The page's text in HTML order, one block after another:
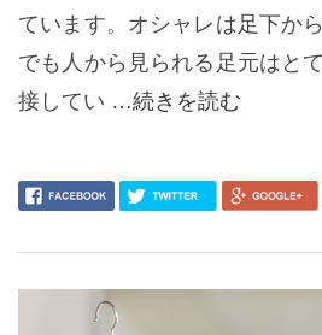
ています。オシャレは足下か
でも人から見られる足元はと
接してい …続きを読む